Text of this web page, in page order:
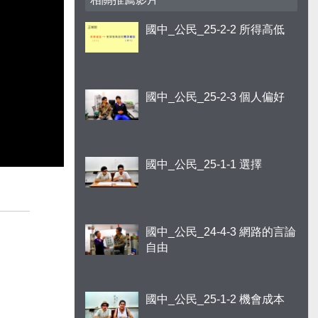
國中_公民_25-2-2 所得高低
國中_公民_25-2-3 個人偏好
國中_公民_25-1-1 選擇
國中_公民_24-4-3 網路的言論
自由
國中_公民_25-1-2 機會成本